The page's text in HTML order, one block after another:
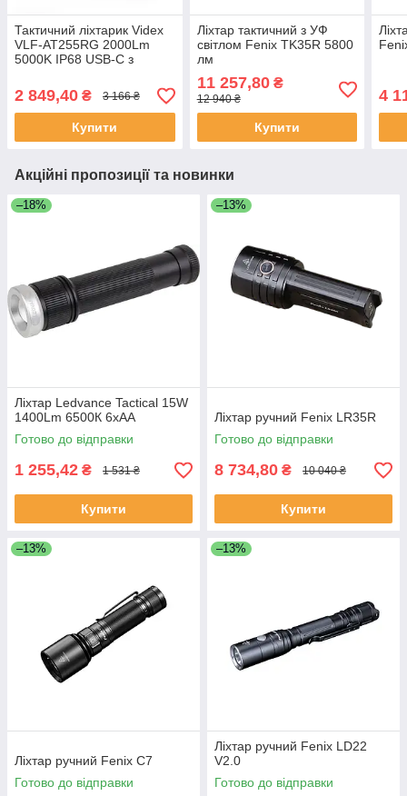
Тактичний ліхтарик Videx
VLF-AT255RG 2000Lm
5000K IP68 USB-C з
світлом
2 849,40 ₴ 3 166 ₴
Купити
Ліхтар тактичний з УФ
світлом Fenix TK35R 5800
лм
11 257,80₴
12 940 ₴
Купити
4
Акційні пропозиції та новинки
–18%
Ліхтар Ledvance Tactical 15W
1400Lm 6500К 6xAA
Готово до відправки
1 255,42 ₴ 1 531 ₴
Купити
–13%
Ліхтар ручний Fenix LR35R
Готово до відправки
8 734,80 ₴ 10 040 ₴
Купити
–13%
Ліхтар ручний Fenix C7
Готово до відправки
–13%
Ліхтар ручний Fenix LD22
V2.0
Готово до відправки